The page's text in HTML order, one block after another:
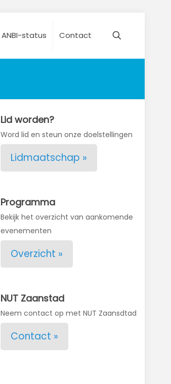
ANBI-status Contact
Lid worden?
Word lid en steun onze doelstellingen
Lidmaatschap »
Programma
Bekijk het overzicht van aankomende
evenementen
Overzicht »
NUT Zaanstad
Neem contact op met NUT Zaansdtad
Contact »